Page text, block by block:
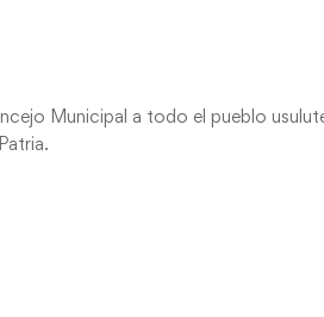
Municipal a todo el pueblo